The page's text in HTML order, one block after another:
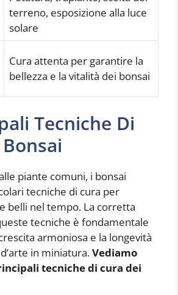
terreno, esposizione alla luce
solare
Cura attenta per garantire la
bellezza e la vitalità dei bonsai
Tecniche Di
piante comuni, i bonsai
tecniche di cura per
belli nel tempo. La corretta
tecniche è fondamentale
armoniosa e la longevità
in miniatura.Vediamo
tecniche di cura dei